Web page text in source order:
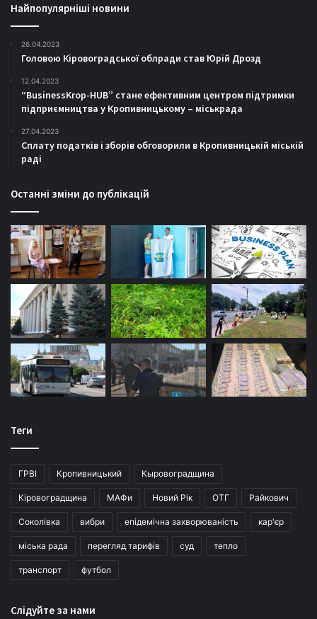
Найпопулярніші новини
26.04.2023
Головою Кіровоградської облради став Юрій Дрозд
12.04.2023
“BusinessKrop-HUB” стане ефективним центром підтримки
підприємництва у Кропивницькому – міськрада
27.04.2023
Сплату податків і зборів обговорили в Кропивницькій міській
раді
Останні зміни до публікацій
Теги
ГРВІ Кропивницький Кыровоградщина
Кіровоградщина МАФи Новий Рік ОТГ Райкович
Соколівка вибри епідемічна захворюваність кар'єр
міська рада перегляд тарифів суд тепло
транспорт футбол
Слідуйте за нами